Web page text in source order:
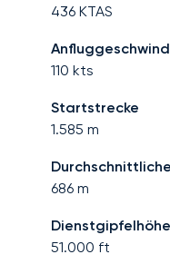
436 KTAS
110 kts
Startstrecke
1.585 m
686 m
Dienstgipfelhöhe
51.000 ft